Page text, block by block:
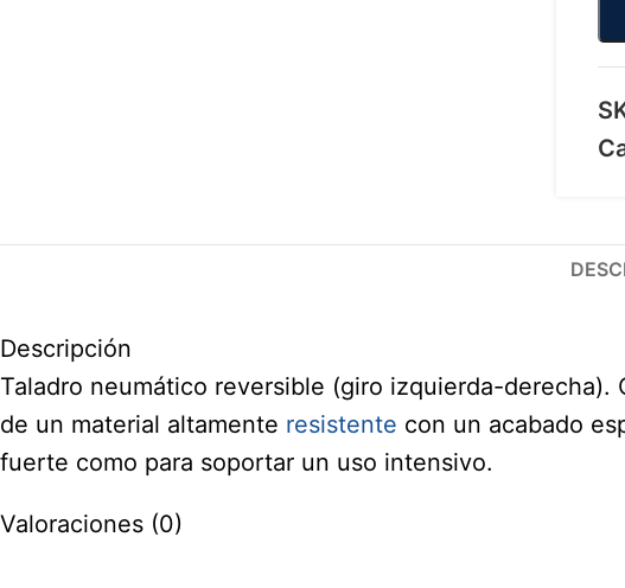
Descripción
Taladro neumático reversible (giro izquierda-derecha).
de un material altamente resistente con un acabado
fuerte como para soportar un uso intensivo.
Valoraciones (0)